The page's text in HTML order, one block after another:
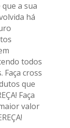
a sua
há
todos
Faça cross
que
Faça
valor